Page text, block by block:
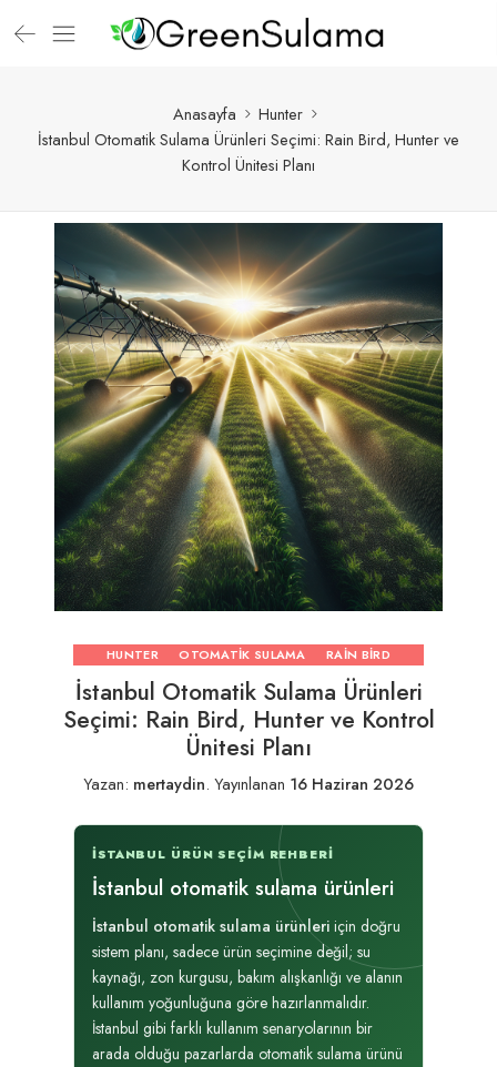
Anasayfa
Hunter
İstanbul Otomatik Sulama Ürünleri Seçimi: Rain Bird, Hunter ve
Kontrol Ünitesi Planı
HUNTER OTOMATIK SULAMA RAIN BIRD
İstanbul Otomatik Sulama Ürünleri
Seçimi: Rain Bird, Hunter ve Kontrol
Ünitesi Planı
Yazan: mertaydin. Yayınlanan 16 Haziran 2026
İSTANBUL ÜRÜN SEÇIM REHBERI
İstanbul otomatik sulama ürünleri
İstanbul otomatik sulama ürünleri için doğru
sistem planı, sadece ürün seçimine değil; su
kaynağı, zon kurgusu, bakım alışkanlığı ve alanın
kullanım yoğunluğuna göre hazırlanmalıdır.
İstanbul gibi farklı kullanım senaryolarının bir
arada olduğu pazarlarda otomatik sulama ürünü